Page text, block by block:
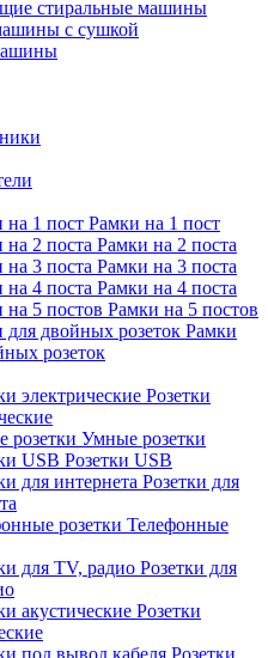
стиральные машины
с сушкой
Рамки на 1 пост
Рамки на 2 поста
Рамки на 3 поста
Рамки на 4 поста
Рамки на 5 постов
Рамки
розеток
Розетки
Умные розетки
Розетки USB
Розетки для
Телефонные
Розетки для
Розетки
Розетки